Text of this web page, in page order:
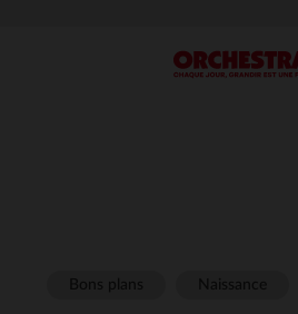
Menu